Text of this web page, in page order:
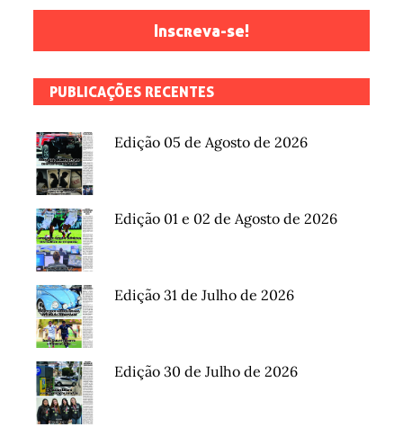
Inscreva-se!
PUBLICAÇÕES RECENTES
Edição 05 de Agosto de 2026
Edição 01 e 02 de Agosto de 2026
Edição 31 de Julho de 2026
Edição 30 de Julho de 2026